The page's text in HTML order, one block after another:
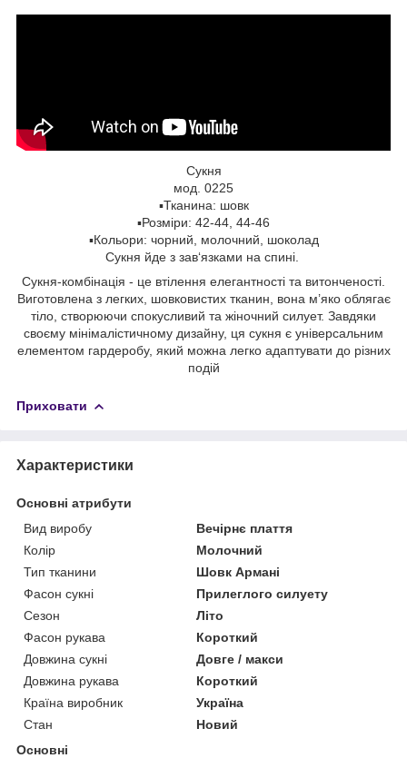
Сукня
мод. 0225
▪️Тканина: шовк
▪️Розміри: 42-44, 44-46
▪️Кольори: чорний, молочний, шоколад
Сукня йде з зав‘язками на спині.
Сукня-комбінація - це втілення елегантності та витонченості.
Виготовлена ​​з легких, шовковистих тканин, вона м’яко облягає
тіло, створюючи спокусливий та жіночний силует. Завдяки
своєму мінімалістичному дизайну, ця сукня є універсальним
елементом гардеробу, який можна легко адаптувати до різних
подій
Приховати
Характеристики
Основні атрибути
Вид виробу
Вечірнє плаття
Колір
Молочний
Тип тканини
Шовк Армані
Фасон сукні
Прилеглого силуету
Сезон
Літо
Фасон рукава
Короткий
Довжина сукні
Довге / макси
Довжина рукава
Короткий
Країна виробник
Україна
Стан
Новий
Основні